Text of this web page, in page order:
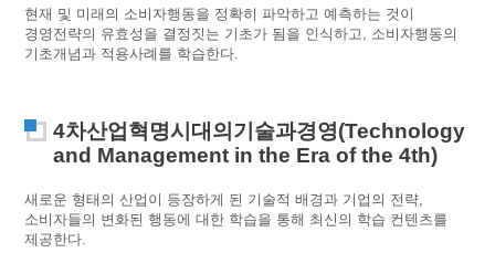
현재 및 미래의 소비자행동을 정확히 파악하고 예측하는 것이
경영전략의 유효성을 결정짓는 기초가 됨을 인식하고, 소비자행동의
기초개념과 적용사례를 학습한다.
4차산업혁명시대의기술과경영(Technology
and Management in the Era of the 4th)
새로운 형태의 산업이 등장하게 된 기술적 배경과 기업의 전략,
소비자들의 변화된 행동에 대한 학습을 통해 최신의 학습 컨텐츠를
제공한다.